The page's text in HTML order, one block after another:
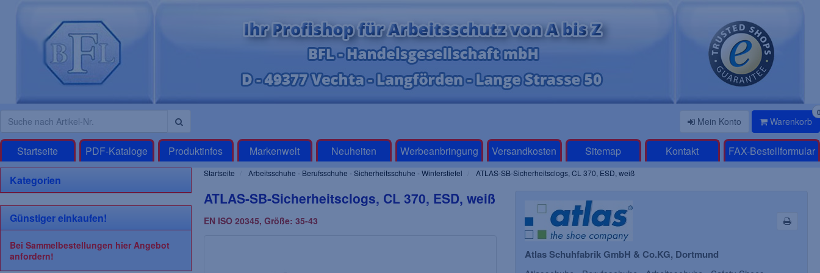
Mein Konto Warenkorb
Startseite PDF-Kataloge Produktinfos Markenwelt Neuheiten Werbeanbringung Versandkosten Sitemap Kontakt FAX-Bestellformular
Startseite Arbeitsschuhe - Berufsschuhe - Sicherheitsschuhe - Winterstiefel ATLAS-SB-Sicherheitsclogs, CL 370, ESD, weiß
ATLAS-SB-Sicherheitsclogs, CL 370, ESD, weiß
EN ISO 20345, Größe: 35-43
Atlas Schuhfabrik GmbH & Co.KG, Dortmund
Kategorien
Günstiger einkaufen!
Bei Sammelbestellungen hier Angebot
anfordern!